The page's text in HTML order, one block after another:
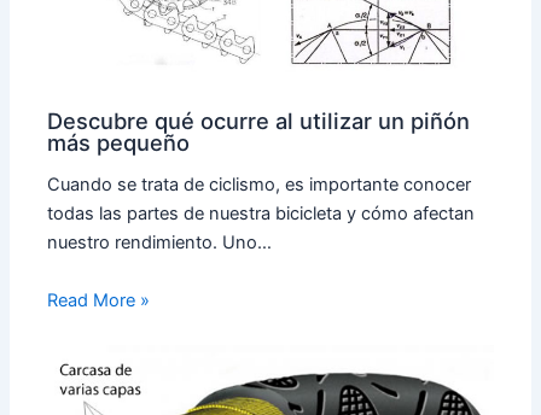
Descubre qué ocurre al utilizar un piñón
más pequeño
Cuando se trata de ciclismo, es importante conocer
todas las partes de nuestra bicicleta y cómo afectan
nuestro rendimiento. Uno…
Read More »